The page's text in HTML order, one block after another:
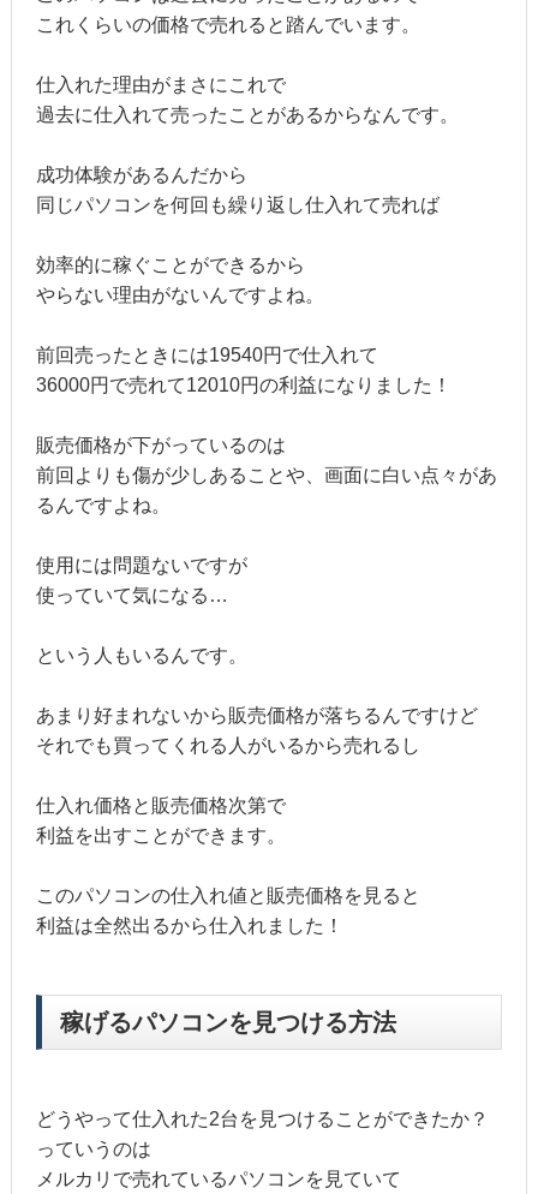
これくらいの価格で売れると踏んでいます。
仕入れた理由がまさにこれで
過去に仕入れて売ったことがあるからなんです。
成功体験があるんだから
同じパソコンを何回も繰り返し仕入れて売れば
効率的に稼ぐことができるから
やらない理由がないんですよね。
前回売ったときには19540円で仕入れて
36000円で売れて12010円の利益になりました！
販売価格が下がっているのは
前回よりも傷が少しあることや、画面に白い点々があ
るんですよね。
使用には問題ないですが
使っていて気になる…
という人もいるんです。
あまり好まれないから販売価格が落ちるんですけど
それでも買ってくれる人がいるから売れるし
仕入れ価格と販売価格次第で
利益を出すことができます。
このパソコンの仕入れ値と販売価格を見ると
利益は全然出るから仕入れました！
稼げるパソコンを見つける方法
どうやって仕入れた2台を見つけることができたか？
っていうのは
メルカリで売れているパソコンを見ていて